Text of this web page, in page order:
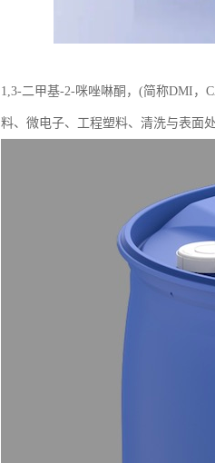
1,3-二甲基-2-咪唑啉酮，(简称DMI，
料、微电子、工程塑料、清洗与表面处